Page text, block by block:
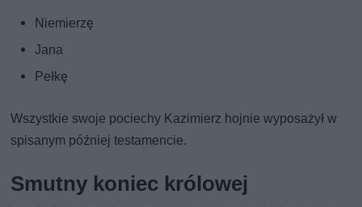
Niemierzę
Jana
Pełkę
Wszystkie swoje pociechy Kazimierz hojnie wyposażył w
spisanym później testamencie.
Smutny koniec królowej